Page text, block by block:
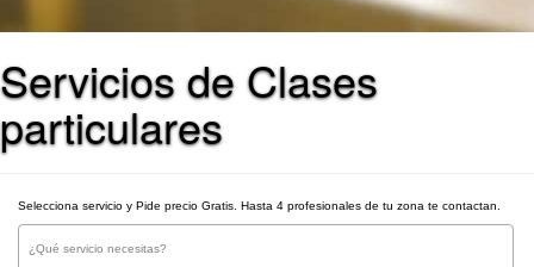
Servicios de Clases
particulares
Selecciona servicio y Pide precio Gratis. Hasta 4 profesionales de tu zona te contactan.
¿Qué servicio necesitas?